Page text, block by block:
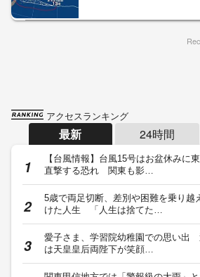
アクセスランキング
最新 24時間
【台風情報】台風15号はお盆休みに
直撃する恐れ 関東も影…
5歳で両足切断、差別や困難を乗り越
けた人生 「人生は捨てた…
愛子さま、学習院幼稚園での思い出
は天皇皇后両陛下が笑顔…